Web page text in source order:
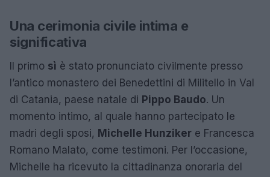
Una cerimonia civile intima e
significativa
Il primo sì è stato pronunciato civilmente presso
l’antico monastero dei Benedettini di Militello in Val
di Catania, paese natale di Pippo Baudo. Un
momento intimo, al quale hanno partecipato le
madri degli sposi, Michelle Hunziker e Francesca
Romano Malato, come testimoni. Per l’occasione,
Michelle ha ricevuto la cittadinanza onoraria del